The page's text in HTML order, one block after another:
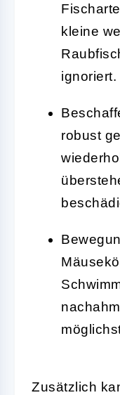
kleine
ignoriert.
robust
Zusätzlich